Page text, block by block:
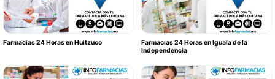
Farmacias 24 Horas en Huitzuco
Farmacias 24 Horas en Iguala de la
Independencia